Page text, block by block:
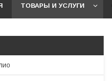
ТОВАРЫ И УСЛУГИ